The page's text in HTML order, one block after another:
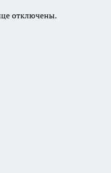
отключены.